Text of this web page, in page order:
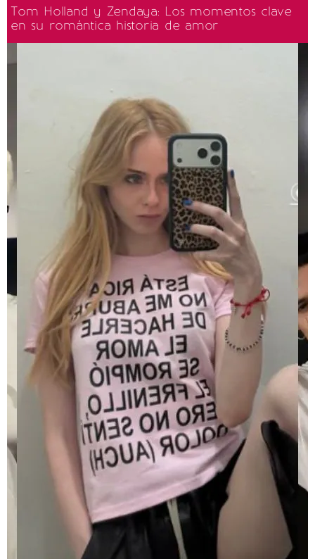
Tom Holland y Zendaya: Los momentos clave
en su romántica historia de amor